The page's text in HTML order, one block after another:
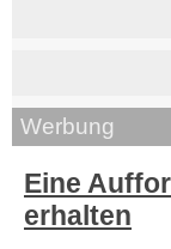
Werbung
Eine
erhalten